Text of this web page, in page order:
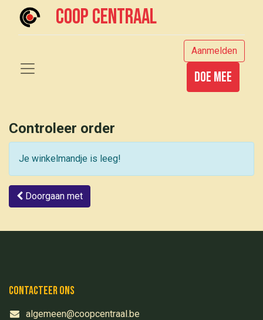
Coop centraal
Aanmelden
Doe mee
Controleer order
Je winkelmandje is leeg!
Doorgaan met
Contacteer ons
algemeen@coopcentraal.be